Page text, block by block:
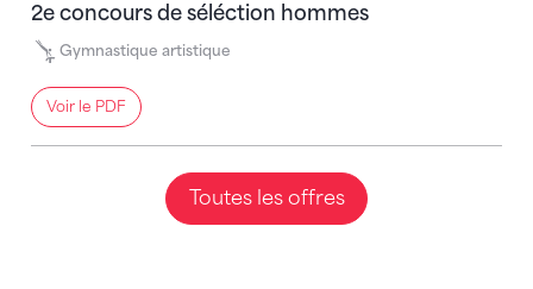
2e concours de séléction hommes
Gymnastique artistique
Voir le PDF
Toutes les offres